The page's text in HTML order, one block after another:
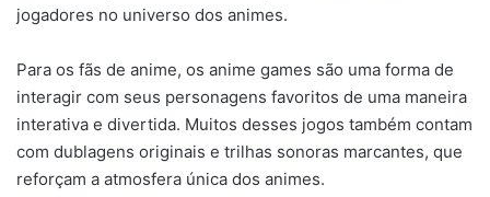
jogadores no universo dos animes.
Para os fãs de anime, os anime games são uma forma de
interagir com seus personagens favoritos de uma maneira
interativa e divertida. Muitos desses jogos também contam
com dublagens originais e trilhas sonoras marcantes, que
reforçam a atmosfera única dos animes.